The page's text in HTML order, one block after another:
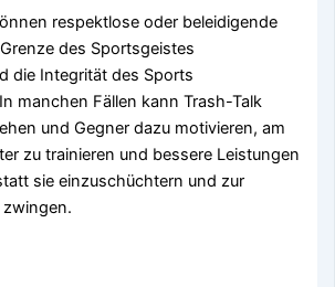
respektlose oder beleidigende
des Sportsgeistes
die Integrität des Sports
manchen Fällen kann Trash-Talk
und Gegner dazu motivieren, am
zu trainieren und bessere Leistungen
sie einzuschüchtern und zur